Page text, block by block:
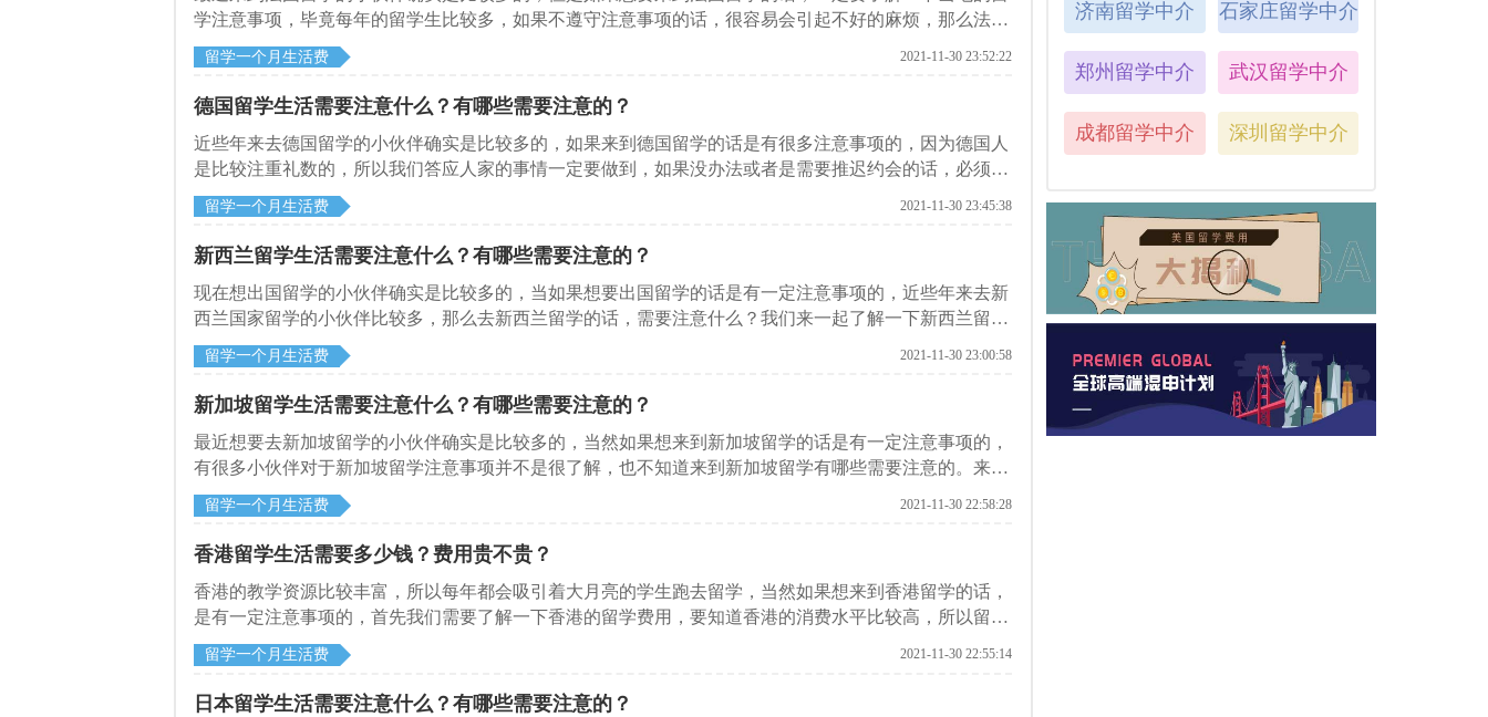
学注意事项，毕竟每年的留学生比较多，如果不遵守注意事项的话，很容易会引起不好的麻烦，那么法国
留学生需要注意什么？来和启德留学网了解一下。
留学一个月生活费 2021-11-30 23:52:22
德国留学生活需要注意什么？有哪些需要注意的？
近些年来去德国留学的小伙伴确实是比较多的，如果来到德国留学的话是有很多注意事项的，因为德国人
是比较注重礼数的，所以我们答应人家的事情一定要做到，如果没办法或者是需要推迟约会的话，必须要
打电话通知对方，那么德国留学生活需要注意什么？来和启德留学网一起了解一下。
留学一个月生活费 2021-11-30 23:45:38
新西兰留学生活需要注意什么？有哪些需要注意的？
现在想出国留学的小伙伴确实是比较多的，当如果想要出国留学的话是有一定注意事项的，近些年来去新
西兰国家留学的小伙伴比较多，那么去新西兰留学的话，需要注意什么？我们来一起了解一下新西兰留学
生活有哪些需要注意的。来和启德留学网了解下。
留学一个月生活费 2021-11-30 23:00:58
新加坡留学生活需要注意什么？有哪些需要注意的？
​最近想要去新加坡留学的小伙伴确实是比较多的，当然如果想来到新加坡留学的话是有一定注意事项的，
有很多小伙伴对于新加坡留学注意事项并不是很了解，也不知道来到新加坡留学有哪些需要注意的。来和
启德留学网了解下。
留学一个月生活费 2021-11-30 22:58:28
香港留学生活需要多少钱？费用贵不贵？
​香港的教学资源比较丰富，所以每年都会吸引着大月亮的学生跑去留学，当然如果想来到香港留学的话，
是有一定注意事项的，首先我们需要了解一下香港的留学费用，要知道香港的消费水平比较高，所以留学
费用也不便宜，那么香港一年留学需要花费多少钱呢？来和启德留学网了解下。
留学一个月生活费 2021-11-30 22:55:14
日本留学生活需要注意什么？有哪些需要注意的？
济南留学中介 石家庄留学中介
郑州留学中介 武汉留学中介
成都留学中介 深圳留学中介